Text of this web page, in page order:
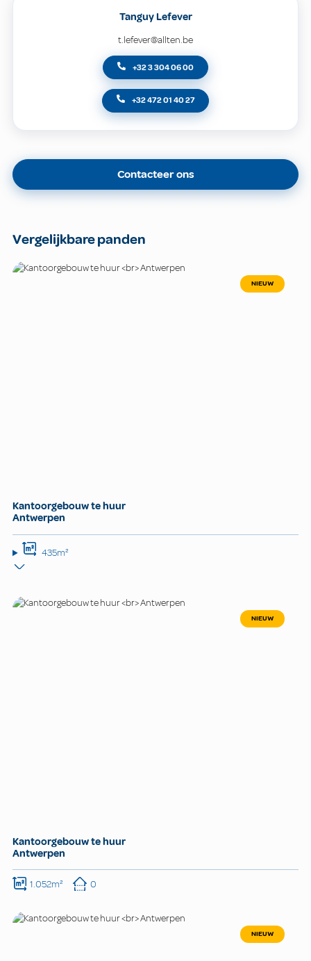
Tanguy Lefever
t.lefever@allten.be
+32 3 304 06 00
+32 472 01 40 27
Contacteer ons
Vergelijkbare panden
NIEUW
Kantoorgebouw te huur
Antwerpen
435m²
NIEUW
Kantoorgebouw te huur
Antwerpen
1.052m² 0
NIEUW